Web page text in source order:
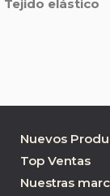
Tejido elástico
Nuevos
Top Ventas
Nuestras